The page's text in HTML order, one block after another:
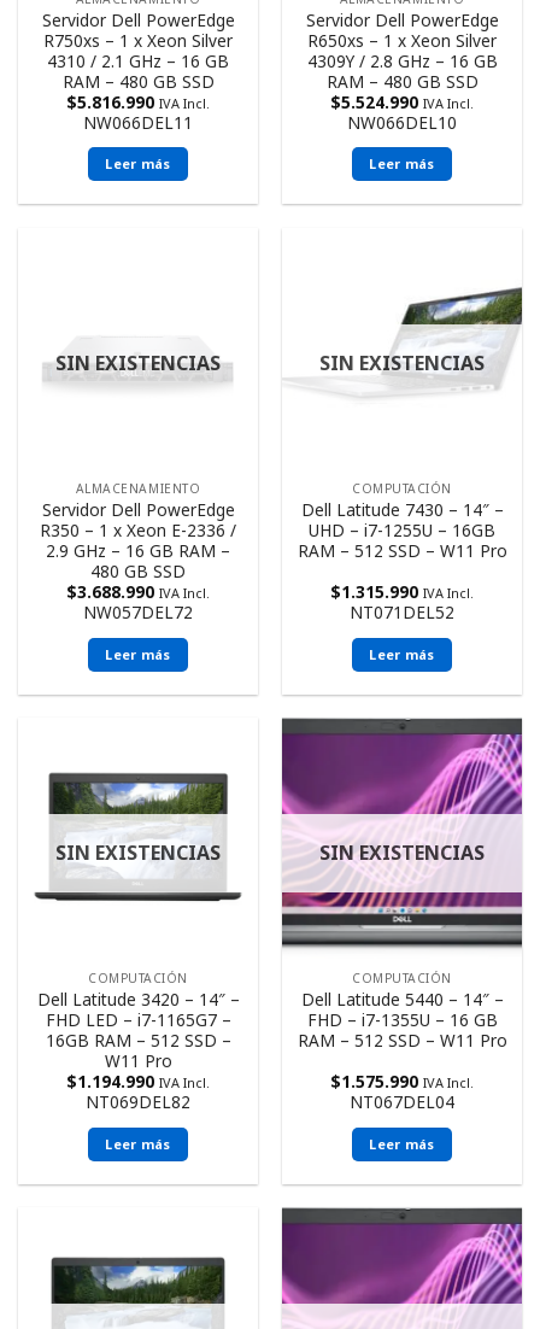
Servidor Dell PowerEdge
R750xs – 1 x Xeon Silver
4310 / 2.1 GHz – 16 GB
RAM – 480 GB SSD
$5.816.990 IVA Incl.
NW066DEL11
Leer más
Servidor Dell PowerEdge
R650xs – 1 x Xeon Silver
4309Y / 2.8 GHz – 16 GB
RAM – 480 GB SSD
$5.524.990 IVA Incl.
NW066DEL10
Leer más
SIN EXISTENCIAS
ALMACENAMIENTO
Servidor Dell PowerEdge
R350 – 1 x Xeon E-2336 /
2.9 GHz – 16 GB RAM –
480 GB SSD
$3.688.990 IVA Incl.
NW057DEL72
Leer más
SIN EXISTENCIAS
COMPUTACIÓN
Dell Latitude 7430 – 14″ –
UHD – i7-1255U – 16GB
RAM – 512 SSD – W11 Pro
$1.315.990 IVA Incl.
NT071DEL52
Leer más
SIN EXISTENCIAS
COMPUTACIÓN
Dell Latitude 3420 – 14″ –
FHD LED – i7-1165G7 –
16GB RAM – 512 SSD –
W11 Pro
$1.194.990 IVA Incl.
NT069DEL82
Leer más
SIN EXISTENCIAS
COMPUTACIÓN
Dell Latitude 5440 – 14″ –
FHD – i7-1355U – 16 GB
RAM – 512 SSD – W11 Pro
$1.575.990 IVA Incl.
NT067DEL04
Leer más